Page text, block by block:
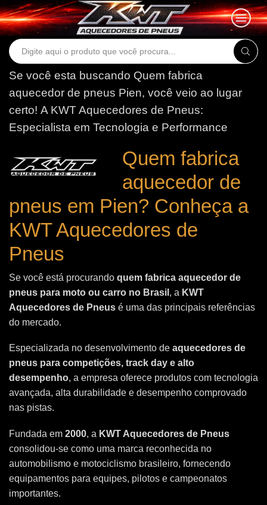
Search
Se você esta buscando Quem fabrica
aquecedor de pneus Pien, você veio ao lugar
certo! A KWT Aquecedores de Pneus:
Especialista em Tecnologia e Performance
Quem fabrica
aquecedor de
pneus em Pien? Conheça a
KWT Aquecedores de
Pneus
Se você está procurando quem fabrica aquecedor de
pneus para moto ou carro no Brasil , a KWT
Aquecedores de Pneus é uma das principais referências
do mercado.
Especializada no desenvolvimento de aquecedores de
pneus para competições, track day e alto
desempenho, a empresa oferece produtos com tecnologia
avançada, alta durabilidade e desempenho comprovado
nas pistas.
Fundada em 2000, a KWT Aquecedores de Pneus
consolidou-se como uma marca reconhecida no
automobilismo e motociclismo brasileiro, fornecendo
equipamentos para equipes, pilotos e campeonatos
importantes.